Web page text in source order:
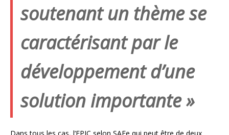
soutenant un thème se
caractérisant par le
développement d’une
solution importante »
Dans tous les cas, l’EPIC selon SAFe qui peut être de deux